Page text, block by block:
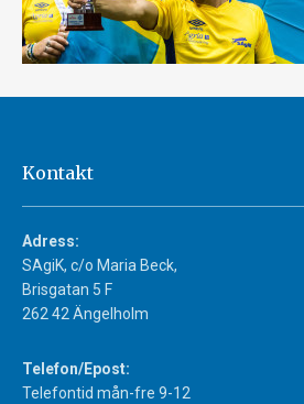
Kontakt
Adress:
SAgiK, c/o Maria Beck,
Brisgatan 5 F
262 42 Ängelholm
Telefon/Epost:
Telefontid mån-fre 9-12